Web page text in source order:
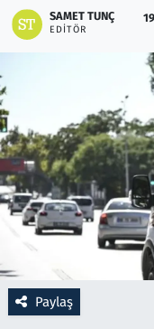
SAMET TUNÇ
EDITÖR
Paylaş
Resmi İlanlar
Rüya Tabirleri
Sağlık
Savunma